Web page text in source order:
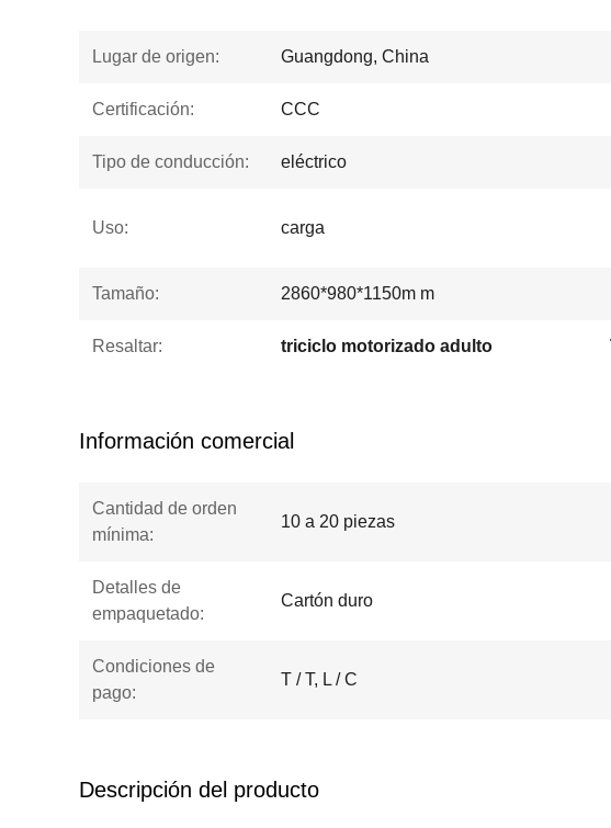
Lugar de origen: Guangdong, China
Certificación: CCC
Tipo de conducción: eléctrico
Uso: carga
Tamaño: 2860*980*1150m m
Resaltar: triciclo motorizado adulto
Información comercial
Cantidad de orden
mínima:
10 a 20 piezas
Detalles de
empaquetado:
Cartón duro
Condiciones de
pago:
T / T, L / C
Descripción del producto